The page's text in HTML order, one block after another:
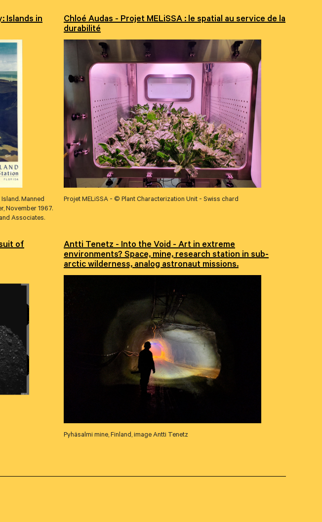
Islands in
Manned
November 1967.
Associates.
Chloé Audas - Projet MELiSSA : le spatial au service de la
durabilité
Projet MELiSSA - © Plant Characterization Unit - Swiss chard
of
Antti Tenetz - Into the Void - Art in extreme
environments? Space, mine, research station in sub-
arctic wilderness, analog astronaut missions.
Pyhäsalmi mine, Finland, image Antti Tenetz